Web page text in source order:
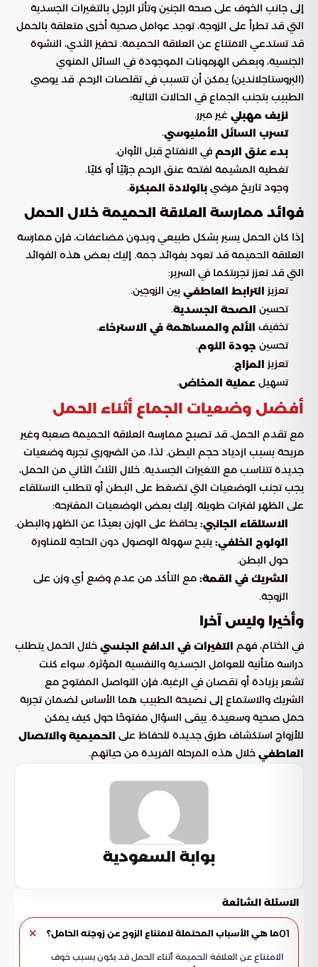
إلى جانب الخوف على صحة الجنين وتأثر الرجل بالتغيرات الجسدية
التي قد تطرأ على الزوجة، توجد عوامل صحية أخرى متعلقة بالحمل
قد تستدعي الامتناع عن العلاقة الحميمة. تحفيز الثدي، النشوة
الجنسية، وبعض الهرمونات الموجودة في السائل المنوي
(البروستاجلاندين) يمكن أن تتسبب في تقلصات الرحم. قد يوصي
الطبيب بتجنب الجماع في الحالات التالية:
نزيف مهبلي غير مبرر.
تسرب السائل الأمنيوسي.
بدء عنق الرحم في الانفتاح قبل الأوان.
تغطية المشيمة لفتحة عنق الرحم جزئيًا أو كليًا.
وجود تاريخ مرضي بالولادة المبكرة.
فوائد ممارسة العلاقة الحميمة خلال الحمل
إذا كان الحمل يسير بشكل طبيعي وبدون مضاعفات، فإن ممارسة
العلاقة الحميمة قد تعود بفوائد جمة. إليك بعض هذه الفوائد
التي قد تعزز تجربتكما في السرير:
تعزيز الترابط العاطفي بين الزوجين.
تحسين الصحة الجسدية.
تخفيف الألم والمساهمة في الاسترخاء.
تحسين جودة النوم.
تعزيز المزاج.
تسهيل عملية المخاض.
أفضل وضعيات الجماع أثناء الحمل
مع تقدم الحمل، قد تصبح ممارسة العلاقة الحميمة صعبة وغير
مريحة بسبب ازدياد حجم البطن. لذا، من الضروري تجربة وضعيات
جديدة تتناسب مع التغيرات الجسدية. خلال الثلث الثاني من الحمل،
يجب تجنب الوضعيات التي تضغط على البطن أو تتطلب الاستلقاء
على الظهر لفترات طويلة. إليك بعض الوضعيات المقترحة:
الاستلقاء الجانبي: يحافظ على الوزن بعيدًا عن الظهر والبطن.
الولوج الخلفي: يتيح سهولة الوصول دون الحاجة للمناورة
حول البطن.
الشريك في القمة: مع التأكد من عدم وضع أي وزن على
الزوجة.
وأخيرا وليس آخرا
في الختام، فهم التغيرات في الدافع الجنسي خلال الحمل يتطلب
دراسة متأنية للعوامل الجسدية والنفسية المؤثرة. سواء كنت
تشعر بزيادة أو نقصان في الرغبة، فإن التواصل المفتوح مع
الشريك والاستماع إلى نصيحة الطبيب هما الأساس لضمان تجربة
حمل صحية وسعيدة. يبقى السؤال مفتوحًا حول كيف يمكن
للأزواج استكشاف طرق جديدة للحفاظ على الحميمية والاتصال
العاطفي خلال هذه المرحلة الفريدة من حياتهم.
بوابة السعودية
الاسئلة الشائعة
01ما هي الأسباب المحتملة لامتناع الزوج عن زوجته الحامل؟
الامتناع عن العلاقة الحميمة أثناء الحمل قد يكون بسبب خوف